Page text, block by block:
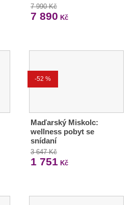
7 990 Kč
7 890 Kč
-52 %
Maďarský Miskolc:
wellness pobyt se
snídaní
3 647 Kč
1 751 Kč